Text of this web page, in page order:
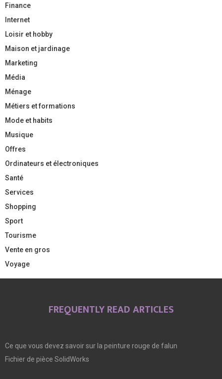
Finance
Internet
Loisir et hobby
Maison et jardinage
Marketing
Média
Ménage
Métiers et formations
Mode et habits
Musique
Offres
Ordinateurs et électroniques
Santé
Services
Shopping
Sport
Tourisme
Vente en gros
Voyage
FREQUENTLY READ ARTICLES
Ce que vous devez savoir sur la peinture rouge de falun
Fichier de pièce SolidWorks